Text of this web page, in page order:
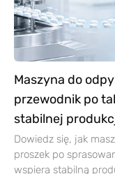
Maszyna do
przewodnik po
stabilnej
Dowiedz się, jak
proszek po
wspiera stabilną